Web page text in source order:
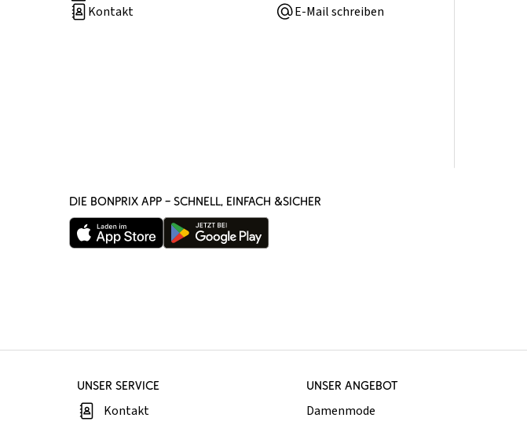
Kontakt
E-Mail schreiben
DIE BONPRIX APP – SCHNELL, EINFACH &SICHER
UNSER SERVICE
Kontakt
UNSER ANGEBOT
Damenmode